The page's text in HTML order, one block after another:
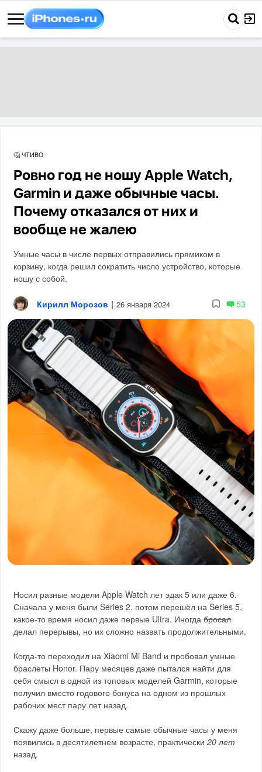
🤔 ЧТИВО
Ровно год не ношу Apple Watch,
Garmin и даже обычные часы.
Почему отказался от них и
вообще не жалею
Умные часы в числе первых отправились прямиком в
корзину, когда решил сократить число устройство, которые
ношу с собой.
Кирилл Морозов | 26 января 2024 53
Носил разные модели Apple Watch лет эдак 5 или даже 6.
Сначала у меня были Series 2, потом перешёл на Series 5,
какое-то время носил даже первые Ultra. Иногдабросал
делал перерывы, но их сложно назвать продолжительными.
Когда-то переходил на Xiaomi Mi Band и пробовал умные
браслеты Honor. Пару месяцев даже пытался найти для
себя смысл в одной из топовых моделей Garmin, которые
получил вместо годового бонуса на одном из прошлых
рабочих мест пару лет назад.
Скажу даже больше, первые самые обычные часы у меня
появились в десятилетнем возрасте, практически20 лет
назад.